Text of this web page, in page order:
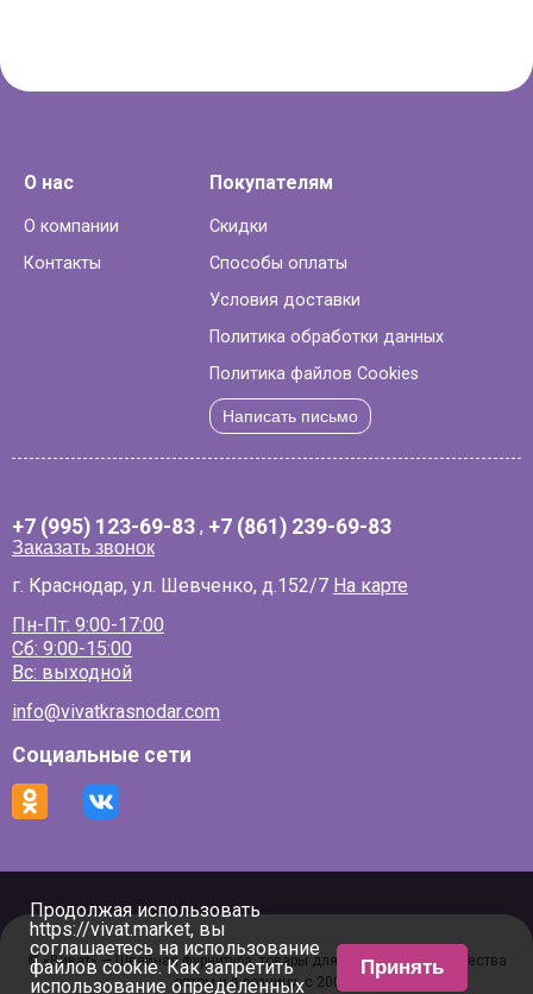
Продолжая использовать
https://vivat.market, вы
соглашаетесь на использование
файлов cookie. Как запретить
использование определенных
Принять
О нас
О компании
Контакты
Покупателям
Скидки
Способы оплаты
Условия доставки
Политика обработки данных
Политика файлов Cookies
Написать письмо
+7 (995) 123-69-83 , +7 (861) 239-69-83
Заказать звонок
г. Краснодар, ул. Шевченко, д.152/7 На карте
Пн-Пт: 9:00-17:00
Сб: 9:00-15:00
Вс: выходной
info@vivatkrasnodar.com
Социальные сети
© «Виват» — Швейная фурнитура, товары для рукоделия и творчества
оптом и в розницу, с 2000 г